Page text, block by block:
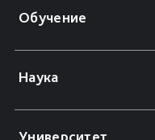
Обучение
Наука
Университет